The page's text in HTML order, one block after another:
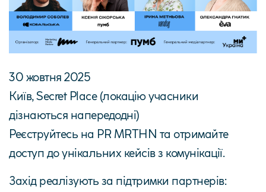
30 жовтня 2025
Київ, Secret Place (локацію учасники
дізнаються напередодні)
Реєструйтесь на PR MRTHN та отримайте
доступ до унікальних кейсів з комунікації.
Захід реалізують за підтримки партнерів: